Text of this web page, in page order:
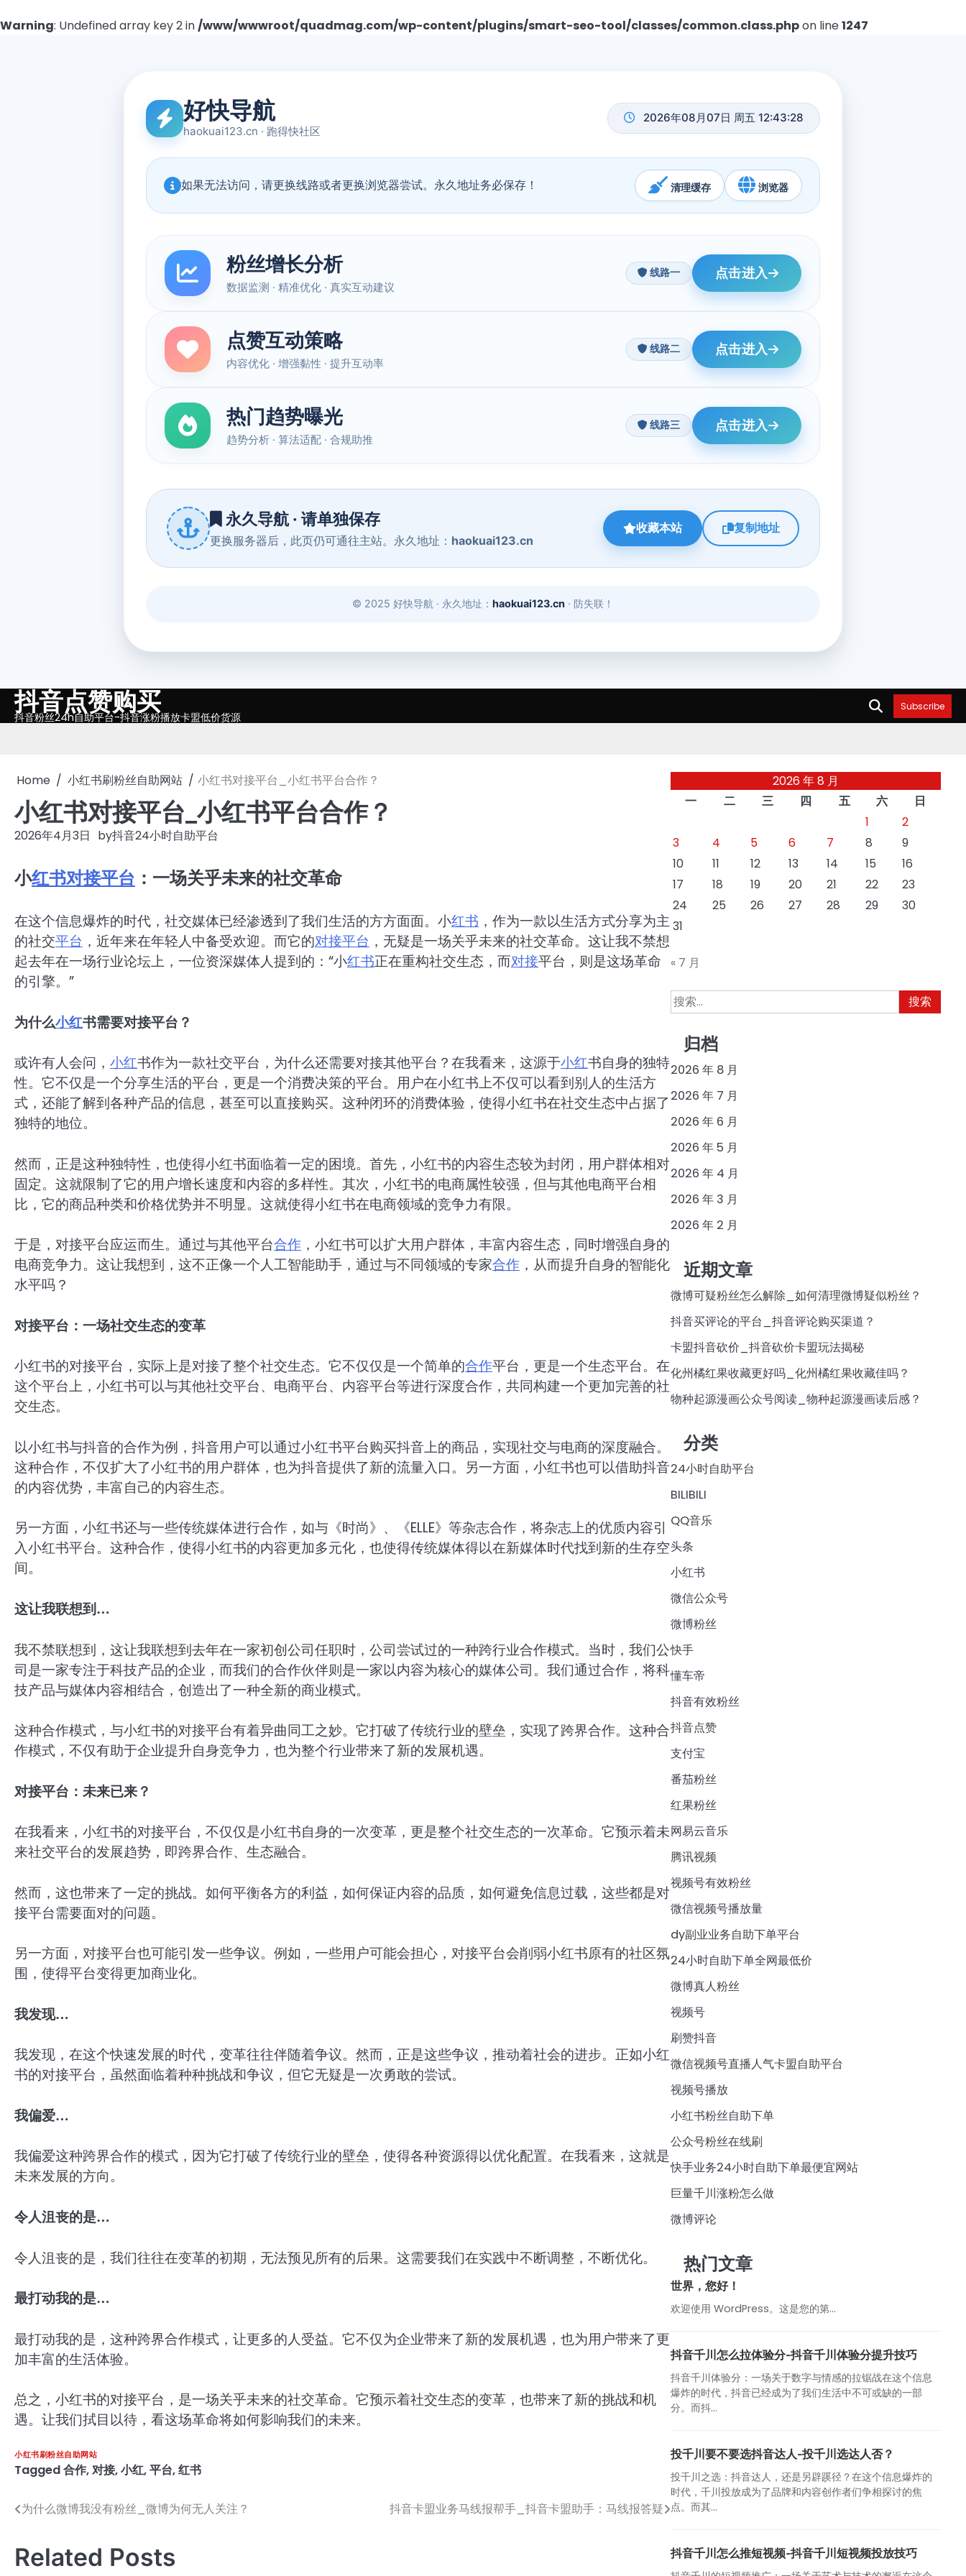
Warning: Undefined array key 2 in/www/wwwroot/quadmag.com/wp-content/plugins/smart-seo-tool/classes/common.class.phpon line1247
Skip抖音点赞购买
抖音粉丝24h自助平台-抖音涨粉播放卡盟低价货源
Subscribe
Home 小红书刷粉丝自助网站 小红书对接平台_小红书平台合作？
小红书对接平台_小红书平台合作？
2026年4月3日 by抖音24小时自助平台
小红书对接平台 ：一场关乎未来的社交革命
在这个信息爆炸的时代，社交媒体已经渗透到了我们生活的方方面面。小红书 ，作为一款以生活方式分享为主
的社交平台 ，近年来在年轻人中备受欢迎。而它的对接平台 ，无疑是一场关乎未来的社交革命。这让我不禁想
起去年在一场行业论坛上，一位资深媒体人提到的：“小红书正在重构社交生态，而对接平台，则是这场革命
的引擎。”
为什么小红书需要对接平台？
或许有人会问， 小红书作为一款社交平台，为什么还需要对接其他平台？在我看来，这源于小红书自身的独特
性。它不仅是一个分享生活的平台，更是一个消费决策的平台。用户在小红书上不仅可以看到别人的生活方
式，还能了解到各种产品的信息，甚至可以直接购买。这种闭环的消费体验，使得小红书在社交生态中占据了
独特的地位。
然而，正是这种独特性，也使得小红书面临着一定的困境。首先，小红书的内容生态较为封闭，用户群体相对
固定。这就限制了它的用户增长速度和内容的多样性。其次，小红书的电商属性较强，但与其他电商平台相
比，它的商品种类和价格优势并不明显。这就使得小红书在电商领域的竞争力有限。
于是，对接平台应运而生。通过与其他平台合作 ，小红书可以扩大用户群体，丰富内容生态，同时增强自身的
电商竞争力。这让我想到，这不正像一个人工智能助手，通过与不同领域的专家合作 ，从而提升自身的智能化
水平吗？
对接平台：一场社交生态的变革
小红书的对接平台，实际上是对接了整个社交生态。它不仅仅是一个简单的合作平台，更是一个生态平台。在
这个平台上，小红书可以与其他社交平台、电商平台、内容平台等进行深度合作，共同构建一个更加完善的社
交生态。
以小红书与抖音的合作为例，抖音用户可以通过小红书平台购买抖音上的商品，实现社交与电商的深度融合。
这种合作，不仅扩大了小红书的用户群体，也为抖音提供了新的流量入口。另一方面，小红书也可以借助抖音
的内容优势，丰富自己的内容生态。
另一方面，小红书还与一些传统媒体进行合作，如与《时尚》、《ELLE》等杂志合作，将杂志上的优质内容引
入小红书平台。这种合作，使得小红书的内容更加多元化，也使得传统媒体得以在新媒体时代找到新的生存空
间。
这让我联想到…
我不禁联想到，这让我联想到去年在一家初创公司任职时，公司尝试过的一种跨行业合作模式。当时，我们公
司是一家专注于科技产品的企业，而我们的合作伙伴则是一家以内容为核心的媒体公司。我们通过合作，将科
技产品与媒体内容相结合，创造出了一种全新的商业模式。
这种合作模式，与小红书的对接平台有着异曲同工之妙。它打破了传统行业的壁垒，实现了跨界合作。这种合
作模式，不仅有助于企业提升自身竞争力，也为整个行业带来了新的发展机遇。
对接平台：未来已来？
在我看来，小红书的对接平台，不仅仅是小红书自身的一次变革，更是整个社交生态的一次革命。它预示着未
来社交平台的发展趋势，即跨界合作、生态融合。
然而，这也带来了一定的挑战。如何平衡各方的利益，如何保证内容的品质，如何避免信息过载，这些都是对
接平台需要面对的问题。
另一方面，对接平台也可能引发一些争议。例如，一些用户可能会担心，对接平台会削弱小红书原有的社区氛
围，使得平台变得更加商业化。
我发现…
我发现，在这个快速发展的时代，变革往往伴随着争议。然而，正是这些争议，推动着社会的进步。正如小红
书的对接平台，虽然面临着种种挑战和争议，但它无疑是一次勇敢的尝试。
我偏爱…
我偏爱这种跨界合作的模式，因为它打破了传统行业的壁垒，使得各种资源得以优化配置。在我看来，这就是
未来发展的方向。
令人沮丧的是…
令人沮丧的是，我们往往在变革的初期，无法预见所有的后果。这需要我们在实践中不断调整，不断优化。
最打动我的是…
最打动我的是，这种跨界合作模式，让更多的人受益。它不仅为企业带来了新的发展机遇，也为用户带来了更
加丰富的生活体验。
总之，小红书的对接平台，是一场关乎未来的社交革命。它预示着社交生态的变革，也带来了新的挑战和机
遇。让我们拭目以待，看这场革命将如何影响我们的未来。
小红书刷粉丝自助网站
Tagged合作,对接,小红,平台,红书
文
导
为什么微博我没有粉丝_微博为何无人关注？ 抖音卡盟业务马线报帮手_抖音卡盟助手：马线报答疑
Related Posts
2026 年 8 月
一
二 三 四 五 六
日
1
2
3
4 5 6 7 8
9
10
11 12 13 14 15
16
17
18 19 20 21 22
23
24
25 26 27 28 29
30
31
« 7 月
搜
索：
归档
2026 年 8 月
2026 年 7 月
2026 年 6 月
2026 年 5 月
2026 年 4 月
2026 年 3 月
2026 年 2 月
近期文章
微博可疑粉丝怎么解除_如何清理微博疑似粉丝？
抖音买评论的平台_抖音评论购买渠道？
卡盟抖音砍价_抖音砍价卡盟玩法揭秘
化州橘红果收藏更好吗_化州橘红果收藏佳吗？
物种起源漫画公众号阅读_物种起源漫画读后感？
分类
24小时自助平台
BILIBILI
QQ音乐
头条
小红书
微信公众号
微博粉丝
快手
懂车帝
抖音有效粉丝
抖音点赞
支付宝
番茄粉丝
红果粉丝
网易云音乐
腾讯视频
视频号有效粉丝
微信视频号播放量
dy副业业务自助下单平台
24小时自助下单全网最低价
微博真人粉丝
视频号
刷赞抖音
微信视频号直播人气卡盟自助平台
视频号播放
小红书粉丝自助下单
公众号粉丝在线刷
快手业务24小时自助下单最便宜网站
巨量千川涨粉怎么做
微博评论
热门文章
世界，您好！
欢迎使用 WordPress。这是您的第…
抖音千川怎么拉体验分-抖音千川体验分提升技巧
抖音千川体验分：一场关于数字与情感的拉锯战在这个信息
爆炸的时代，抖音已经成为了我们生活中不可或缺的一部
分。而抖...
投千川要不要选抖音达人-投千川选达人否？
投千川之选：抖音达人，还是另辟蹊径？在这个信息爆炸的
时代，千川投放成为了品牌和内容创作者们争相探讨的焦
点。而其...
抖音千川怎么推短视频-抖音千川短视频投放技巧